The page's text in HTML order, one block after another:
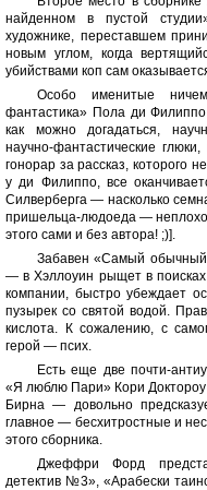
найденном в пустой
художнике, переставшем
новым углом, когда
убийствами коп сам
Особо именитые
фантастика» Пола ди
как можно догадаться,
научно-фантастические
гонорар за рассказ, которого
у ди Филиппо, все
Силверберга — насколько
пришельца-людоеда —
этого сами и без автора! ;)].
Забавен «Самый
— в Хэллоуин рыщет в поисках
компании, быстро убеждает
пузырек со святой водой.
кислота. К сожалению, с
герой — псих.
Есть еще две почти-
«Я люблю Пари» Кори
Бирна — довольно
главное — бесхитростные и
этого сборника.
Джеффри Форд
детектив №3», «Арабески